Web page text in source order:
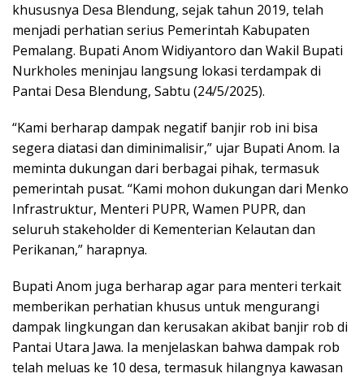
khususnya Desa Blendung, sejak tahun 2019, telah
menjadi perhatian serius Pemerintah Kabupaten
Pemalang. Bupati Anom Widiyantoro dan Wakil Bupati
Nurkholes meninjau langsung lokasi terdampak di
Pantai Desa Blendung, Sabtu (24/5/2025).
“Kami berharap dampak negatif banjir rob ini bisa
segera diatasi dan diminimalisir,” ujar Bupati Anom. Ia
meminta dukungan dari berbagai pihak, termasuk
pemerintah pusat. “Kami mohon dukungan dari Menko
Infrastruktur, Menteri PUPR, Wamen PUPR, dan
seluruh stakeholder di Kementerian Kelautan dan
Perikanan,” harapnya.
Bupati Anom juga berharap agar para menteri terkait
memberikan perhatian khusus untuk mengurangi
dampak lingkungan dan kerusakan akibat banjir rob di
Pantai Utara Jawa. Ia menjelaskan bahwa dampak rob
telah meluas ke 10 desa, termasuk hilangnya kawasan